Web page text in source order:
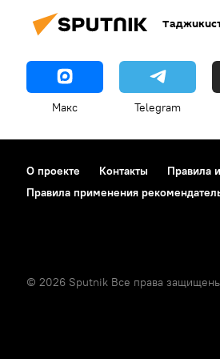
Макс Telegram
О проекте Контакты Правила
Правила применения
© 2026 Sputnik Все права